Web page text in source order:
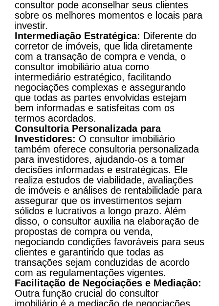
consultor pode aconselhar seus clientes
sobre os melhores momentos e locais para
investir​​.
Intermediação Estratégica: Diferente do
corretor de imóveis, que lida diretamente
com a transação de compra e venda, o
consultor imobiliário atua como
intermediário estratégico, facilitando
negociações complexas e assegurando
que todas as partes envolvidas estejam
bem informadas e satisfeitas com os
termos acordados​​.
Consultoria Personalizada para
Investidores: O consultor imobiliário
também oferece consultoria personalizada
para investidores, ajudando-os a tomar
decisões informadas e estratégicas. Ele
realiza estudos de viabilidade, avaliações
de imóveis e análises de rentabilidade para
assegurar que os investimentos sejam
sólidos e lucrativos a longo prazo. Além
disso, o consultor auxilia na elaboração de
propostas de compra ou venda,
negociando condições favoráveis para seus
clientes e garantindo que todas as
transações sejam conduzidas de acordo
com as regulamentações vigentes​​.
Facilitação de Negociações e Mediação:
Outra função crucial do consultor
imobiliário é a mediação de negociações